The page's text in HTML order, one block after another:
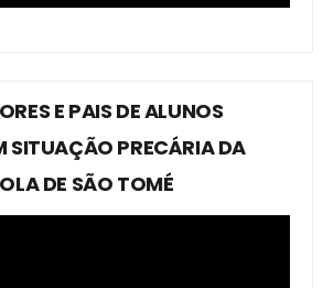
E PAIS DE ALUNOS
SITUAÇÃO PRECÁRIA DA
DE SÃO TOMÉ